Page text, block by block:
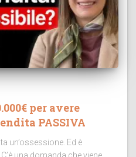
per avere
PASSIVA
un’ossessione. Ed è
una domanda che viene